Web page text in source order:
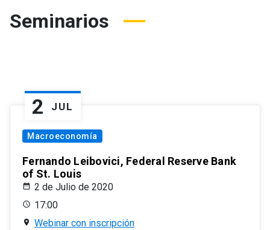
Seminarios
2 JUL
Macroeconomía
Fernando Leibovici, Federal Reserve Bank
of St. Louis
2 de Julio de 2020
17:00
Webinar con inscripción